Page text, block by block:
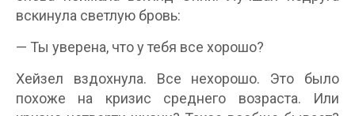
вскинула светлую бровь:
— Ты уверена, что у тебя все хорошо?
Хейзел вздохнула. Все нехорошо. Это было
похоже на кризис среднего возраста. Или